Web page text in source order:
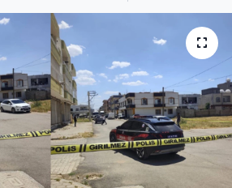
Canlı Yayın izle